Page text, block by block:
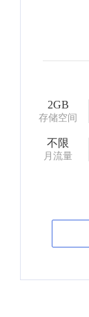
2GB
存储空间
不限
月流量